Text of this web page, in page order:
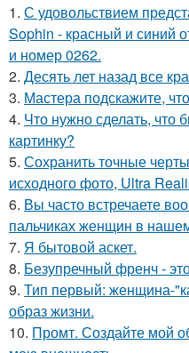
1. С удовольствием
Sophin - красный и синий
и номер 0262.
2. Десять лет назад все
3. Мастера подскажите,
4. Что нужно сделать, что
картинку?
5. Сохранить точные
исходного фото, Ultra
6. Вы часто встречаете
пальчиках женщин в
7. Я бытовой аскет.
8. Безупречный френч -
9. Тип первый: женщина-
образ жизни.
10. Промт. Создайте мой